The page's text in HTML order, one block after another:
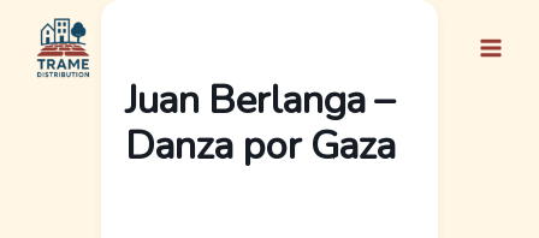
contenido
Juan Berlanga –
Danza por Gaza